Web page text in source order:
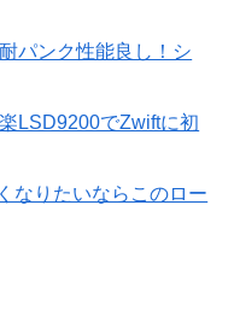
パンク性能良し！シ
LSD9200でZwiftに初
なりたいならこのロー